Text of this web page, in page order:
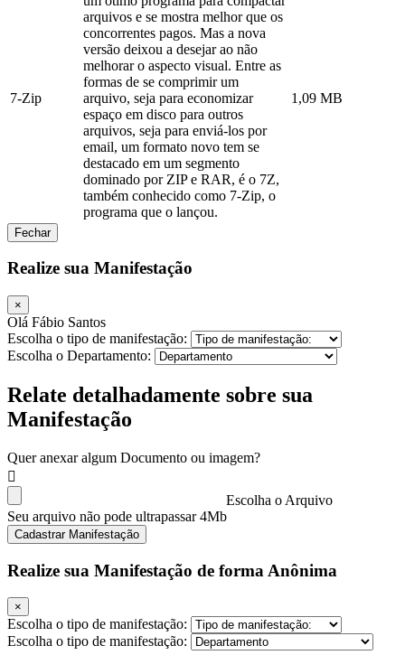
7-Zip
arquivos e se mostra melhor que os
concorrentes pagos. Mas a nova
versão deixou a desejar ao não
melhorar o aspecto visual. Entre as
formas de se comprimir um
arquivo, seja para economizar
espaço em disco para outros
arquivos, seja para enviá-los por
email, um formato novo tem se
destacado em um segmento
dominado por ZIP e RAR, é o 7Z,
também conhecido como 7-Zip, o
programa que o lançou.
1,09 MB
Fechar
Realize sua Manifestação
×
Olá Fábio Santos
Escolha o tipo de manifestação:
Escolha o Departamento:
Relate detalhadamente sobre sua
Manifestação
Quer anexar algum Documento ou imagem?
Escolha o Arquivo
Seu arquivo não pode ultrapassar 4Mb
Cadastrar Manifestação
Realize sua Manifestação de forma Anônima
×
Escolha o tipo de manifestação:
Escolha o tipo de manifestação: